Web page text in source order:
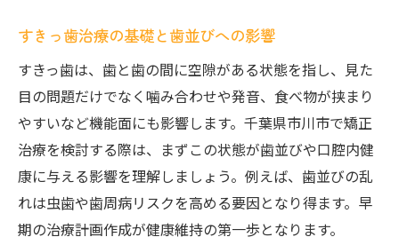
市川市の矯正歯科で受けられる最新治療法
すきっ歯治療の流れと期間の目安を知ろう
矯正治療後のメンテナンスと歯並び維持法
市川市ですきっ歯矯正を検討する際の流れ
市川市でのすきっ歯矯正相談から治療開始
まで
診断や精密検査ですきっ歯の状態を確認
すきっ歯治療の基礎と歯並びへの影響
すきっ歯は、歯と歯の間に空隙がある状態を指し、見た
目の問題だけでなく噛み合わせや発音、食べ物が挟まり
やすいなど機能面にも影響します。千葉県市川市で矯正
治療を検討する際は、まずこの状態が歯並びや口腔内健
康に与える影響を理解しましょう。例えば、歯並びの乱
れは虫歯や歯周病リスクを高める要因となり得ます。早
期の治療計画作成が健康維持の第一歩となります。